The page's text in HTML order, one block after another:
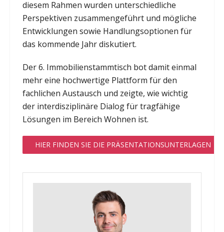
diesem Rahmen wurden unterschiedliche
Perspektiven zusammengeführt und mögliche
Entwicklungen sowie Handlungsoptionen für
das kommende Jahr diskutiert.
Der 6. Immobilienstammtisch bot damit einmal
mehr eine hochwertige Plattform für den
fachlichen Austausch und zeigte, wie wichtig
der interdisziplinäre Dialog für tragfähige
Lösungen im Bereich Wohnen ist.
HIER FINDEN SIE DIE PRÄSENTATIONSUNTERLAGEN